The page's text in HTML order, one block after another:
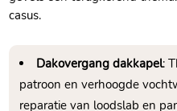
casus.​
Dakovergang dakkapel:
patroon en verhoogde
reparatie van loodslab en